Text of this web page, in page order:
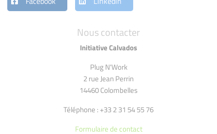
Nous contacter
Initiative Calvados
Plug N'Work
2 rue Jean Perrin
14460 Colombelles
Téléphone : +33 2 31 54 55 76
Formulaire de contact